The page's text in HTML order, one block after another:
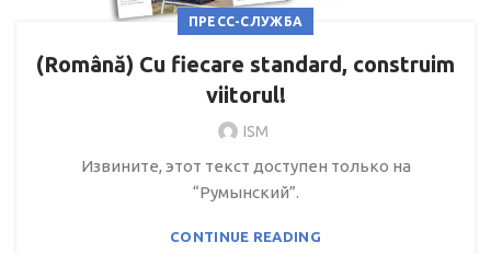
ПРЕСС-СЛУЖБА
(Română) Cu fiecare standard, construim
viitorul!
ISM
Извините, этот текст доступен только на
“Румынский”.
CONTINUE READING